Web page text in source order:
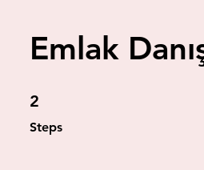
Emlak
2
Steps
2 Steps